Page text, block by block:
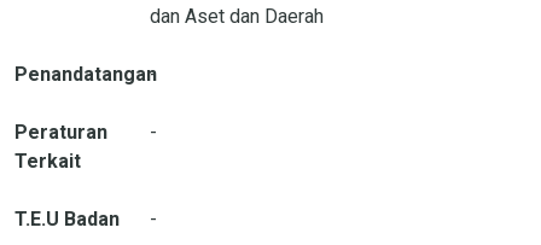
dan Aset dan Daerah
Penandatangan
-
Peraturan
Terkait
-
T.E.U Badan -